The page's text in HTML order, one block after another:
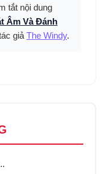
tắt nội dung
Âm Và Đánh
giảThe Windy.